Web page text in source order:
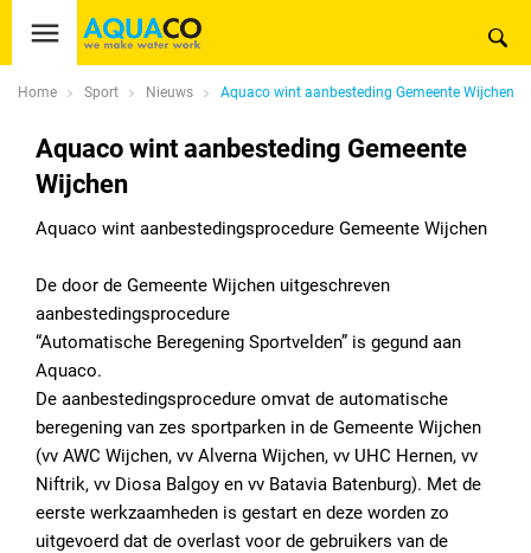
Home Sport Nieuws Aquaco wint aanbesteding Gemeente Wijchen
Aquaco wint aanbesteding Gemeente
Wijchen
Aquaco wint aanbestedingsprocedure Gemeente Wijchen
De door de Gemeente Wijchen uitgeschreven
aanbestedingsprocedure
“Automatische Beregening Sportvelden” is gegund aan
Aquaco.
De aanbestedingsprocedure omvat de automatische
beregening van zes sportparken in de Gemeente Wijchen
(vv AWC Wijchen, vv Alverna Wijchen, vv UHC Hernen, vv
Niftrik, vv Diosa Balgoy en vv Batavia Batenburg). Met de
eerste werkzaamheden is gestart en deze worden zo
uitgevoerd dat de overlast voor de gebruikers van de